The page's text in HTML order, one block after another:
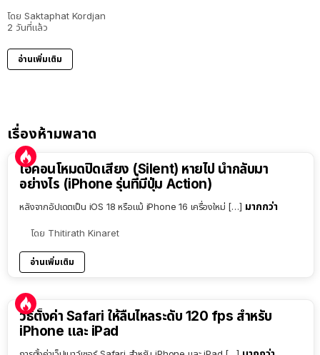
โดย Saktaphat Kordjan
2 วันที่แล้ว
อ่านเพิ่มเติม
เรื่องห้ามพลาด
ไอคอนโหมดปิดเสียง (Silent) หายไป นำกลับมา
อย่างไร (iPhone รุ่นที่มีปุ่ม Action)
หลังจากอัปเดตเป็น iOS 18 หรือแม้ iPhone 16 เครื่องใหม่ […] มากกว่า
โดย Thitirath Kinaret
อ่านเพิ่มเติม
วิธีตั้งค่า Safari ให้ลื่นไหลระดับ 120 fps สำหรับ
iPhone และ iPad